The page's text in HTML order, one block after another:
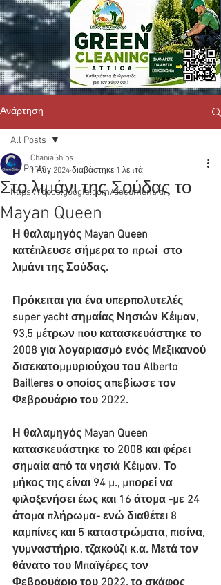
Ανάρτηση
All Posts
https://docs.google.com/document/d/
All Posts
Στο λιμάνι της Σούδας το
Mayan Queen
ChaniaShips
1 Αυγ 2024 διαβάστηκε 1 λεπτά
Η θαλαμηγός Mayan Queen
κατέπλευσε σήμερα το πρωί  στο
λιμάνι της Σούδας.
Πρόκειται για ένα υπερπολυτελές
super yacht σημαίας Νησιών Κέιμαν,
93,5 μέτρων που κατασκευάστηκε το
2008 για λογαριασμό ενός Μεξικανού
δισεκατομμυριούχου του Alberto
Bailleres ο οποίος απεβίωσε τον
Φεβρουάριο του 2022.
Η θαλαμηγός Mayan Queen
κατασκευάστηκε το 2008 και φέρει
σημαία από τα νησιά Κέιμαν. Το
μήκος της είναι 94 μ., μπορεί να
φιλοξενήσει έως και 16 άτομα -με 24
άτομα πλήρωμα- ενώ διαθέτει 8
καμπίνες και 5 καταστρώματα, πισίνα,
γυμναστήριο, τζακούζι κ.α. Μετά τον
θάνατο του Μπαϊγέρες τον